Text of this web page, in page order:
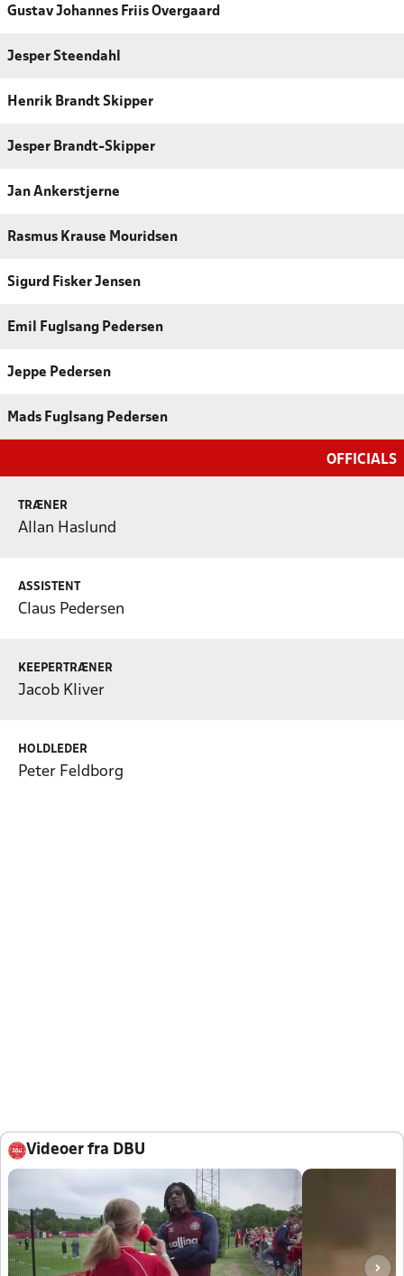
Gustav Johannes Friis Overgaard
Jesper Steendahl
Henrik Brandt Skipper
Jesper Brandt-Skipper
Jan Ankerstjerne
Rasmus Krause Mouridsen
Sigurd Fisker Jensen
Emil Fuglsang Pedersen
Jeppe Pedersen
Mads Fuglsang Pedersen
OFFICIALS
TRÆNER
Allan Haslund
ASSISTENT
Claus Pedersen
KEEPERTRÆNER
Jacob Kliver
HOLDLEDER
Peter Feldborg
Videoer fra DBU